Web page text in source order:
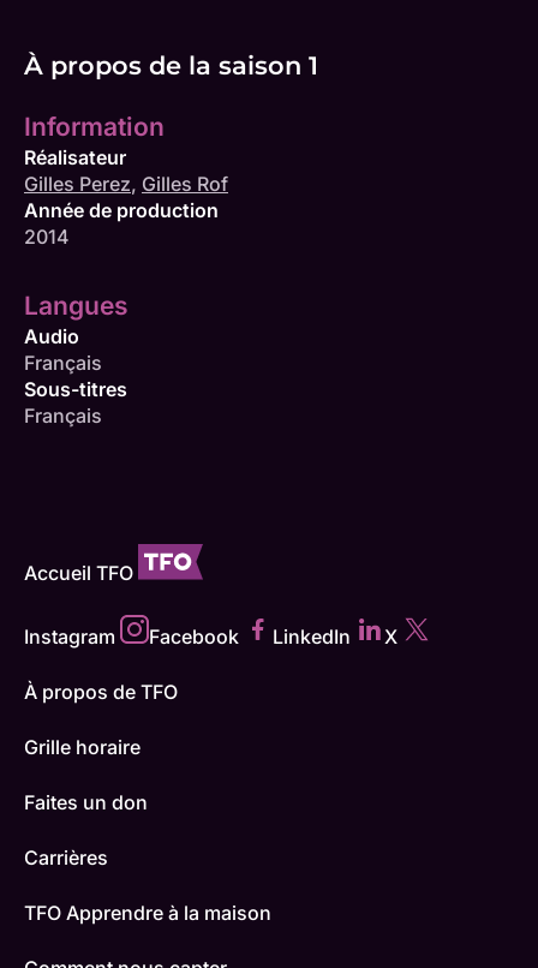
À propos de la saison 1
Information
Réalisateur
Gilles Perez, Gilles Rof
Année de production
2014
Langues
Audio
Français
Sous-titres
Français
Accueil TFO
Instagram Facebook LinkedIn X
À propos de TFO
Grille horaire
Faites un don
Carrières
TFO Apprendre à la maison